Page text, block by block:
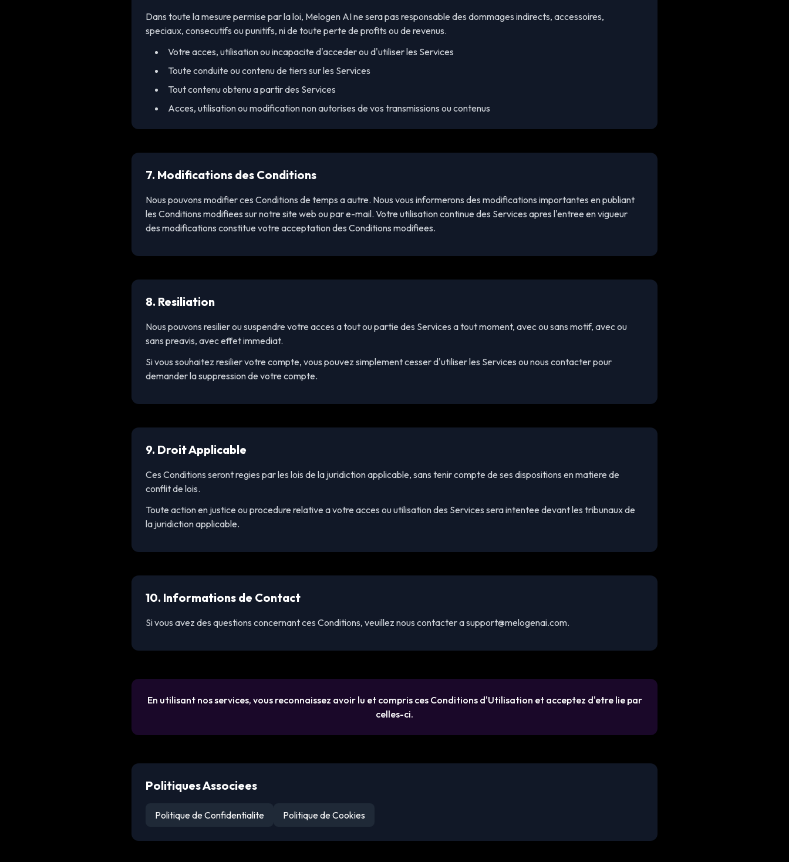
Dans toute la mesure permise par la loi, Melogen AI ne sera pas responsable des dommages indirects, accessoires,
speciaux, consecutifs ou punitifs, ni de toute perte de profits ou de revenus.
Votre acces, utilisation ou incapacite d'acceder ou d'utiliser les Services
Toute conduite ou contenu de tiers sur les Services
Tout contenu obtenu a partir des Services
Acces, utilisation ou modification non autorises de vos transmissions ou contenus
7. Modifications des Conditions
Nous pouvons modifier ces Conditions de temps a autre. Nous vous informerons des modifications importantes en publiant
les Conditions modifiees sur notre site web ou par e-mail. Votre utilisation continue des Services apres l'entree en vigueur
des modifications constitue votre acceptation des Conditions modifiees.
8. Resiliation
Nous pouvons resilier ou suspendre votre acces a tout ou partie des Services a tout moment, avec ou sans motif, avec ou
sans preavis, avec effet immediat.
Si vous souhaitez resilier votre compte, vous pouvez simplement cesser d'utiliser les Services ou nous contacter pour
demander la suppression de votre compte.
9. Droit Applicable
Ces Conditions seront regies par les lois de la juridiction applicable, sans tenir compte de ses dispositions en matiere de
conflit de lois.
Toute action en justice ou procedure relative a votre acces ou utilisation des Services sera intentee devant les tribunaux de
la juridiction applicable.
10. Informations de Contact
Si vous avez des questions concernant ces Conditions, veuillez nous contacter a support@melogenai.com.
En utilisant nos services, vous reconnaissez avoir lu et compris ces Conditions d'Utilisation et acceptez d'etre lie par
celles-ci.
Politiques Associees
Politique de Confidentialite Politique de Cookies